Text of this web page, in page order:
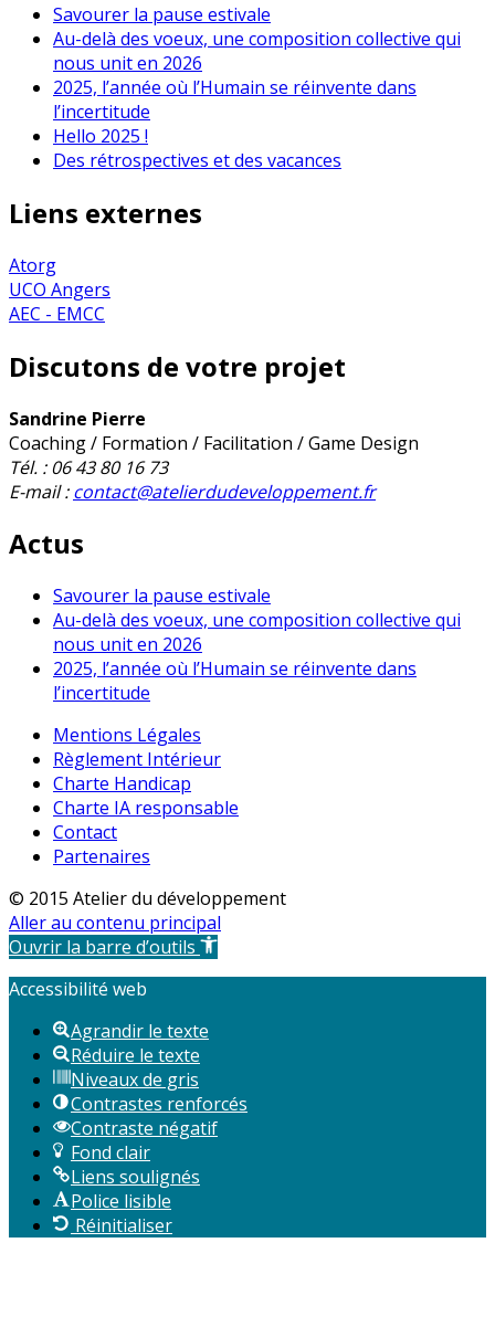
Savourer la pause estivale
Au-delà des voeux, une composition collective qui
nous unit en 2026
2025, l’année où l’Humain se réinvente dans
l’incertitude
Hello 2025 !
Des rétrospectives et des vacances
Liens externes
Atorg
UCO Angers
AEC - EMCC
Discutons de votre projet
Sandrine Pierre
Coaching / Formation / Facilitation / Game Design
Tél. : 06 43 80 16 73
E-mail :contact@atelierdudeveloppement.fr
Actus
Savourer la pause estivale
Au-delà des voeux, une composition collective qui
nous unit en 2026
2025, l’année où l’Humain se réinvente dans
l’incertitude
Mentions Légales
Règlement Intérieur
Charte Handicap
Charte IA responsable
Contact
Partenaires
© 2015 Atelier du développement
Aller au contenu principal
Ouvrir la barre d’outils
Accessibilité web
Agrandir le texte
Réduire le texte
Niveaux de gris
Contrastes renforcés
Contraste négatif
Fond clair
Liens soulignés
Police lisible
Réinitialiser